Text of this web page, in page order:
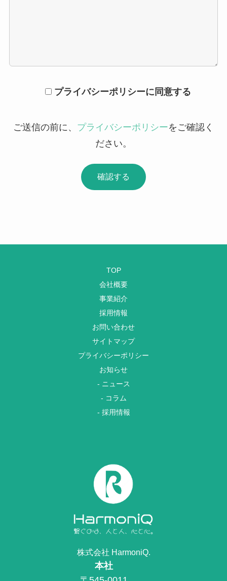
プライバシーポリシーに同意する
ご送信の前に、 プライバシーポリシーをご確認く
ださい。
TOP
会社概要
事業紹介
採用情報
お問い合わせ
サイトマップ
プライバシーポリシー
お知らせ
- ニュース
- コラム
- 採用情報
株式会社 HarmoniQ.
本社